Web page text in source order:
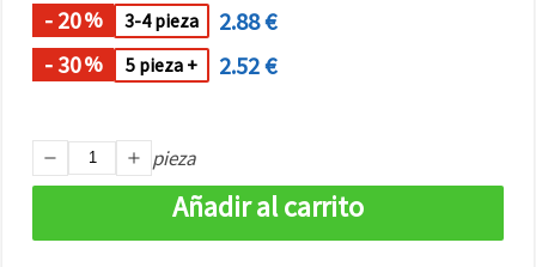
- 20% 3-4 pieza
2.88 €
- 30% 5 pieza + 2.52 €
pieza
Añadir al carrito